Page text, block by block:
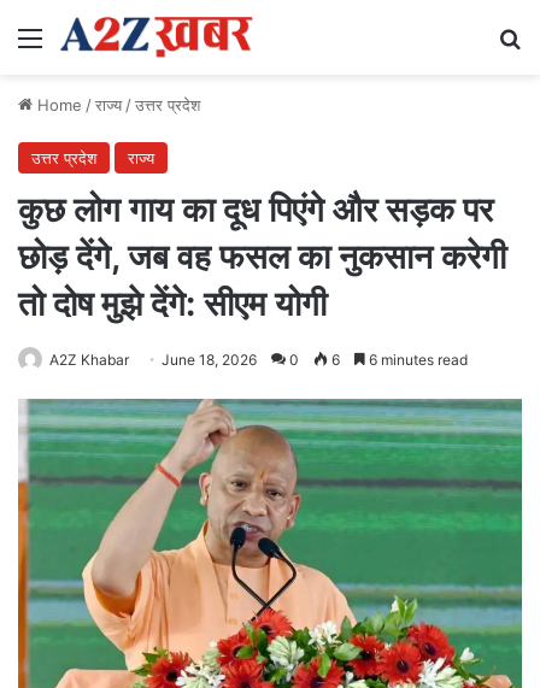
Menu
Home /राज्य/उत्तर प्रदेश
उत्तर प्रदेश राज्य
कुछ लोग गाय का दूध पिएंगे और सड़क पर
छोड़ देंगे, जब वह फसल का नुकसान करेगी
तो दोष मुझे देंगे: सीएम योगी
A2Z Khabar June 18, 2026 0 6 6 minutes read